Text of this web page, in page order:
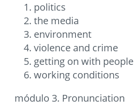
politics
the media
environment
violence and crime
getting on with people
working conditions
módulo 3. Pronunciation